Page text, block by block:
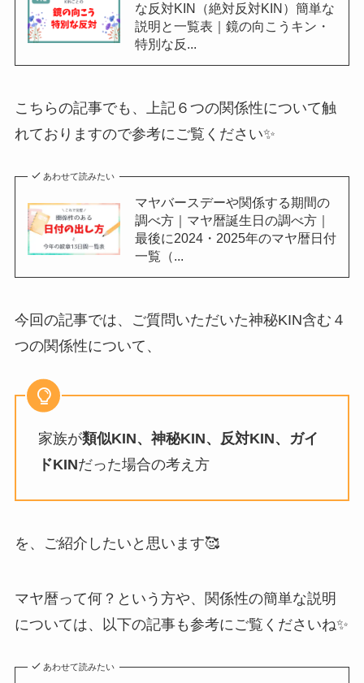
な反対KIN（絶対反対KIN）簡単な
説明と一覧表｜鏡の向こうキン・
特別な反...
こちらの記事でも、上記６つの関係性について触
れておりますので参考にご覧ください✨
あわせて読みたい
マヤバースデーや関係する期間の
調べ方｜マヤ暦誕生日の調べ方｜
最後に2024・2025年のマヤ暦日付
一覧（...
今回の記事では、ご質問いただいた神秘KIN含む４
つの関係性について、
家族が類似KIN、神秘KIN、反対KIN、ガイ
ドKINだった場合の考え方
を、ご紹介したいと思います🥰
マヤ暦って何？という方や、関係性の簡単な説明
については、以下の記事も参考にご覧くださいね✨
あわせて読みたい